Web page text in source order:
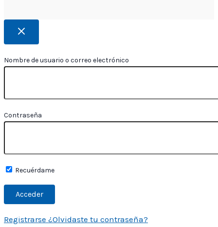
Nombre de usuario o correo electrónico
Contraseña
Recuérdame
Registrarse ¿Olvidaste tu contraseña?